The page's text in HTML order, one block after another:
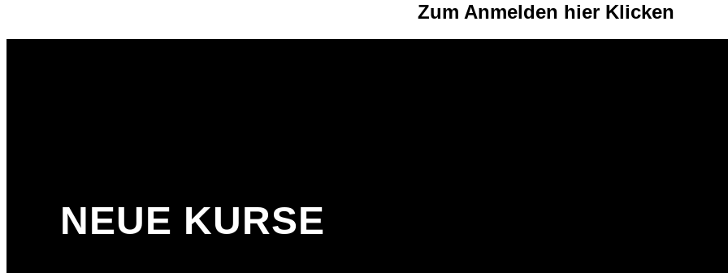
Zum Anmelden hier Klicken
NEUE KURSE